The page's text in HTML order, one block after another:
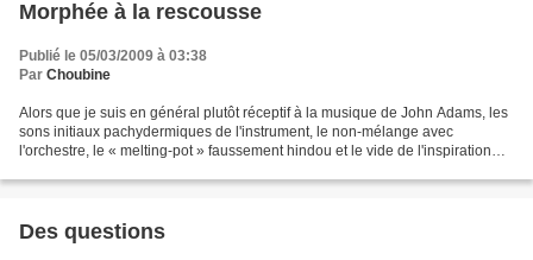
Morphée à la rescousse
Publié le 05/03/2009 à 03:38
Par Choubine
Alors que je suis en général plutôt réceptif à la musique de John Adams, les
sons initiaux pachydermiques de l'instrument, le non-mélange avec
l'orchestre, le « melting-pot » faussement hindou et le vide de l'inspiration
Des questions